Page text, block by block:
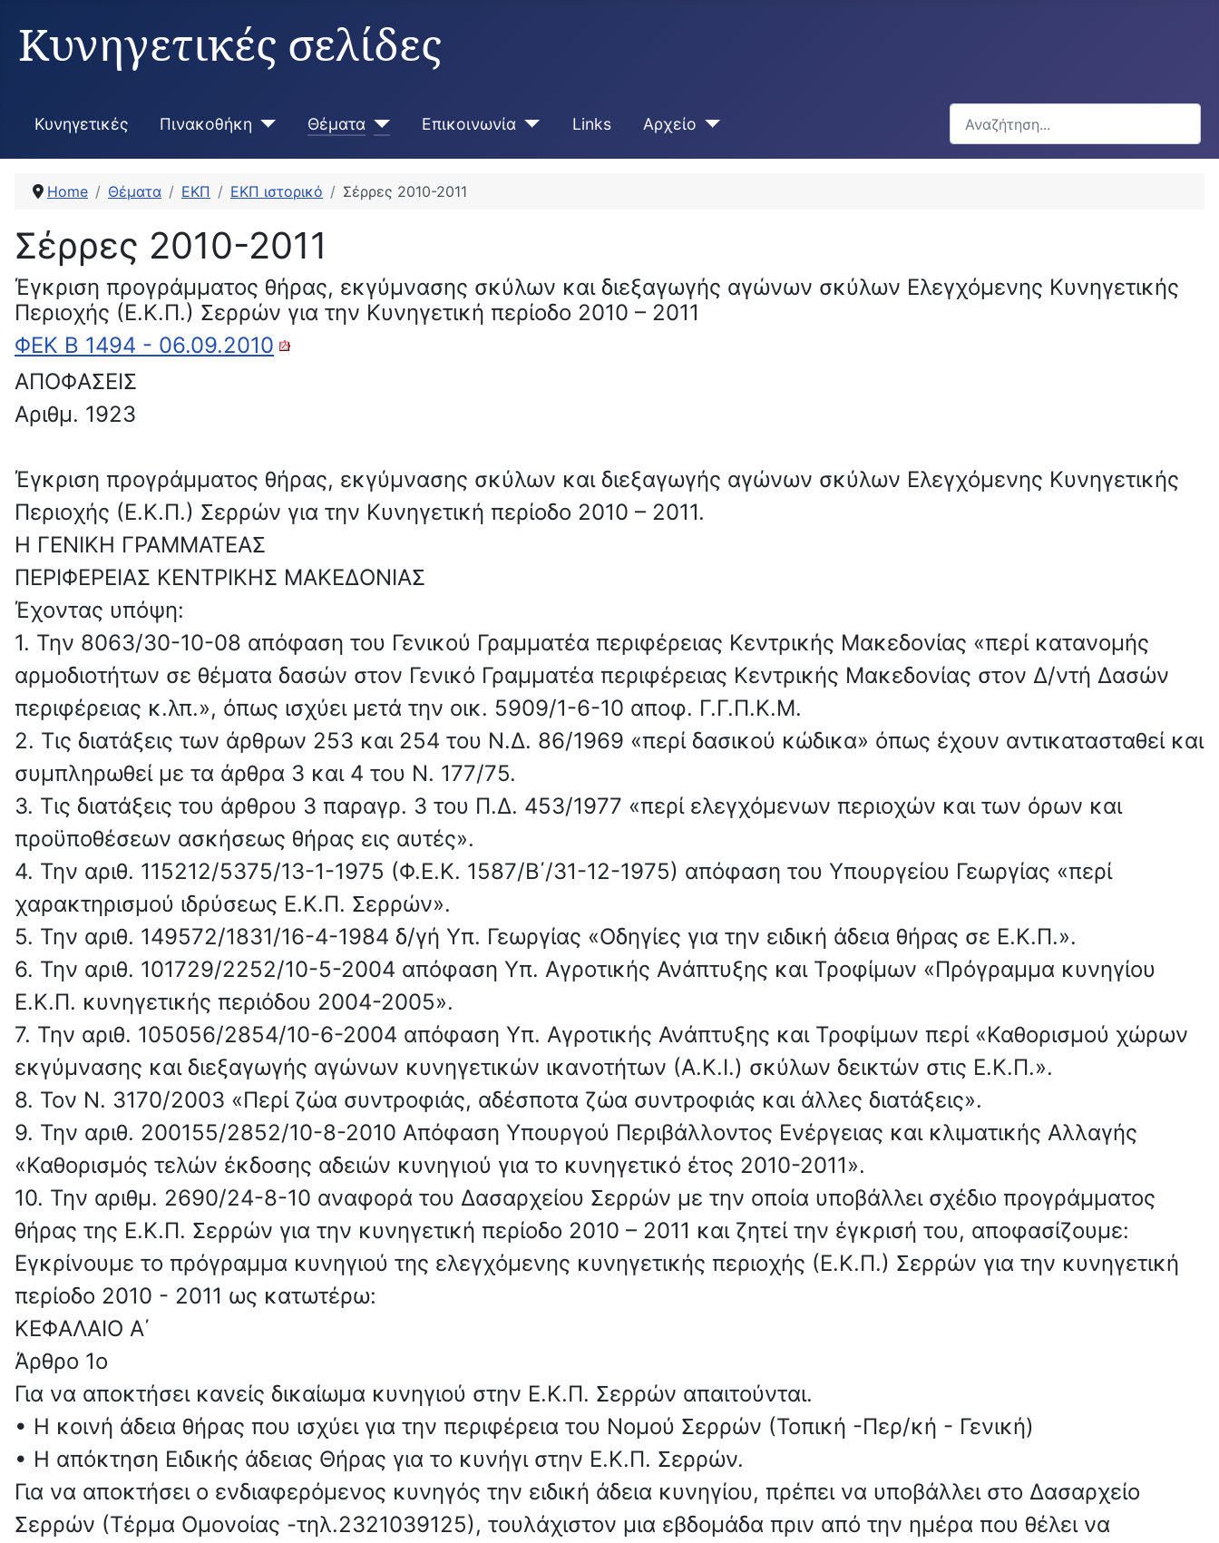
Κυνηγετικές σελίδες
Κυνηγετικές Πινακοθήκη Θέματα Επικοινωνία Links Αρχείο
Αναζήτηση...
Home Θέματα ΕΚΠ ΕΚΠ ιστορικό Σέρρες 2010-2011
Σέρρες 2010-2011
Έγκριση προγράμματος θήρας, εκγύμνασης σκύλων και διεξαγωγής αγώνων σκύλων Ελεγχόμενης Κυνηγετικής
Περιοχής (Ε.Κ.Π.) Σερρών για την Κυνηγετική περίοδο 2010 – 2011
ΦΕΚ Β 1494 - 06.09.2010
ΑΠΟΦΑΣΕΙΣ
Αριθμ. 1923
Έγκριση προγράμματος θήρας, εκγύμνασης σκύλων και διεξαγωγής αγώνων σκύλων Ελεγχόμενης Κυνηγετικής
Περιοχής (Ε.Κ.Π.) Σερρών για την Κυνηγετική περίοδο 2010 – 2011.
Η ΓΕΝΙΚΗ ΓΡΑΜΜΑΤΕΑΣ
ΠΕΡΙΦΕΡΕΙΑΣ ΚΕΝΤΡΙΚΗΣ ΜΑΚΕΔΟΝΙΑΣ
Έχοντας υπόψη:
1. Την 8063/30-10-08 απόφαση του Γενικού Γραμματέα περιφέρειας Κεντρικής Μακεδονίας «περί κατανομής
αρμοδιοτήτων σε θέματα δασών στον Γενικό Γραμματέα περιφέρειας Κεντρικής Μακεδονίας στον Δ/ντή Δασών
περιφέρειας κ.λπ.», όπως ισχύει μετά την οικ. 5909/1-6-10 αποφ. Γ.Γ.Π.Κ.Μ.
2. Τις διατάξεις των άρθρων 253 και 254 του Ν.Δ. 86/1969 «περί δασικού κώδικα» όπως έχουν αντικατασταθεί και
συμπληρωθεί με τα άρθρα 3 και 4 του Ν. 177/75.
3. Τις διατάξεις του άρθρου 3 παραγρ. 3 του Π.Δ. 453/1977 «περί ελεγχόμενων περιοχών και των όρων και
προϋποθέσεων ασκήσεως θήρας εις αυτές».
4. Την αριθ. 115212/5375/13-1-1975 (Φ.Ε.Κ. 1587/Β΄/31-12-1975) απόφαση του Υπουργείου Γεωργίας «περί
χαρακτηρισμού ιδρύσεως Ε.Κ.Π. Σερρών».
5. Την αριθ. 149572/1831/16-4-1984 δ/γή Υπ. Γεωργίας «Οδηγίες για την ειδική άδεια θήρας σε Ε.Κ.Π.».
6. Την αριθ. 101729/2252/10-5-2004 απόφαση Υπ. Αγροτικής Ανάπτυξης και Τροφίμων «Πρόγραμμα κυνηγίου
Ε.Κ.Π. κυνηγετικής περιόδου 2004-2005».
7. Την αριθ. 105056/2854/10-6-2004 απόφαση Υπ. Αγροτικής Ανάπτυξης και Τροφίμων περί «Καθορισμού χώρων
εκγύμνασης και διεξαγωγής αγώνων κυνηγετικών ικανοτήτων (Α.Κ.Ι.) σκύλων δεικτών στις Ε.Κ.Π.».
8. Τον Ν. 3170/2003 «Περί ζώα συντροφιάς, αδέσποτα ζώα συντροφιάς και άλλες διατάξεις».
9. Την αριθ. 200155/2852/10-8-2010 Απόφαση Υπουργού Περιβάλλοντος Ενέργειας και κλιματικής Αλλαγής
«Καθορισμός τελών έκδοσης αδειών κυνηγιού για το κυνηγετικό έτος 2010-2011».
10. Την αριθμ. 2690/24-8-10 αναφορά του Δασαρχείου Σερρών με την οποία υποβάλλει σχέδιο προγράμματος
θήρας της Ε.Κ.Π. Σερρών για την κυνηγετική περίοδο 2010 – 2011 και ζητεί την έγκρισή του, αποφασίζουμε:
Εγκρίνουμε το πρόγραμμα κυνηγιού της ελεγχόμενης κυνηγετικής περιοχής (Ε.Κ.Π.) Σερρών για την κυνηγετική
περίοδο 2010 - 2011 ως κατωτέρω:
ΚΕΦΑΛΑΙΟ Α΄
Άρθρο 1ο
Για να αποκτήσει κανείς δικαίωμα κυνηγιού στην Ε.Κ.Π. Σερρών απαιτούνται.
• Η κοινή άδεια θήρας που ισχύει για την περιφέρεια του Νομού Σερρών (Τοπική -Περ/κή - Γενική)
• Η απόκτηση Ειδικής άδειας Θήρας για το κυνήγι στην Ε.Κ.Π. Σερρών.
Για να αποκτήσει ο ενδιαφερόμενος κυνηγός την ειδική άδεια κυνηγίου, πρέπει να υποβάλλει στο Δασαρχείο
Σερρών (Τέρμα Ομονοίας -τηλ.2321039125), τουλάχιστον μια εβδομάδα πριν από την ημέρα που θέλει να